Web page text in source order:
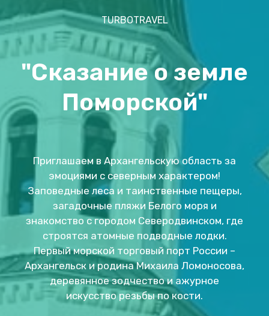
TURBOTRAVEL
"Сказание о земле
Поморской"
Приглашаем в Архангельскую область за
эмоциями с северным характером!
Заповедные леса и таинственные пещеры,
загадочные пляжи Белого моря и
знакомство с городом Северодвинском, где
строятся атомные подводные лодки.
Первый морской торговый порт России –
Архангельск и родина Михаила Ломоносова,
деревянное зодчество и ажурное
искусство резьбы по кости.